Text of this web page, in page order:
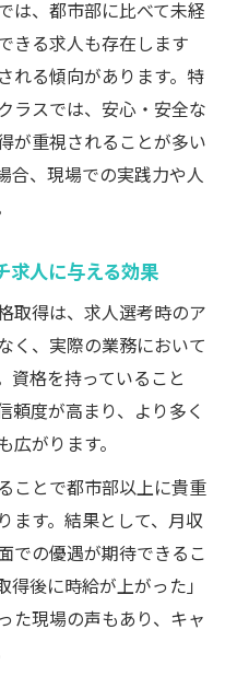
は、都市部に比べて未経
きる求人も存在します
れる傾向があります。特
ラスでは、安心・安全な
が重視されることが多い
合、現場での実践力や人
求人に与える効果
取得は、求人選考時のア
く、実際の業務において
資格を持っていること
頼度が高まり、より多く
がります。
ことで都市部以上に貴重
ます。結果として、月収
での優遇が期待できるこ
後に時給が上がった」
た現場の声もあり、キャ